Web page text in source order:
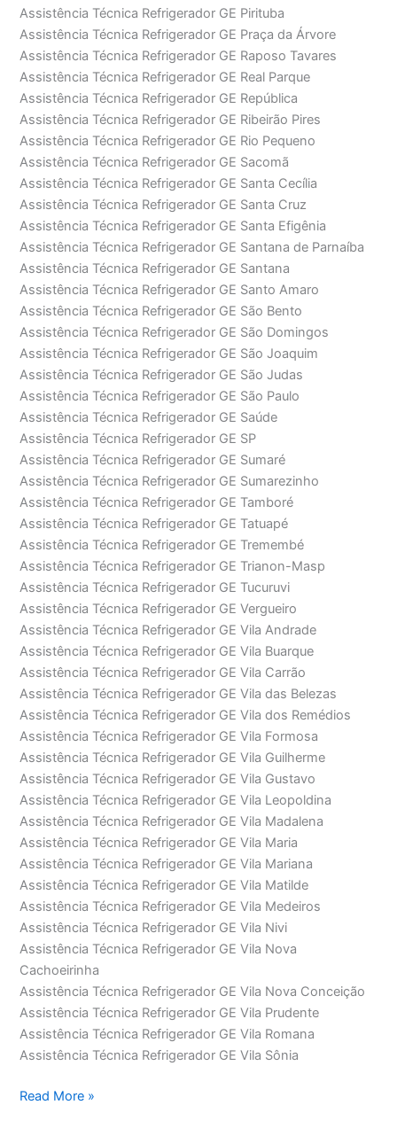
Assistência Técnica Refrigerador GE Pirituba
Assistência Técnica Refrigerador GE Praça da Árvore
Assistência Técnica Refrigerador GE Raposo Tavares
Assistência Técnica Refrigerador GE Real Parque
Assistência Técnica Refrigerador GE República
Assistência Técnica Refrigerador GE Ribeirão Pires
Assistência Técnica Refrigerador GE Rio Pequeno
Assistência Técnica Refrigerador GE Sacomã
Assistência Técnica Refrigerador GE Santa Cecília
Assistência Técnica Refrigerador GE Santa Cruz
Assistência Técnica Refrigerador GE Santa Efigênia
Assistência Técnica Refrigerador GE Santana de Parnaíba
Assistência Técnica Refrigerador GE Santana
Assistência Técnica Refrigerador GE Santo Amaro
Assistência Técnica Refrigerador GE São Bento
Assistência Técnica Refrigerador GE São Domingos
Assistência Técnica Refrigerador GE São Joaquim
Assistência Técnica Refrigerador GE São Judas
Assistência Técnica Refrigerador GE São Paulo
Assistência Técnica Refrigerador GE Saúde
Assistência Técnica Refrigerador GE SP
Assistência Técnica Refrigerador GE Sumaré
Assistência Técnica Refrigerador GE Sumarezinho
Assistência Técnica Refrigerador GE Tamboré
Assistência Técnica Refrigerador GE Tatuapé
Assistência Técnica Refrigerador GE Tremembé
Assistência Técnica Refrigerador GE Trianon-Masp
Assistência Técnica Refrigerador GE Tucuruvi
Assistência Técnica Refrigerador GE Vergueiro
Assistência Técnica Refrigerador GE Vila Andrade
Assistência Técnica Refrigerador GE Vila Buarque
Assistência Técnica Refrigerador GE Vila Carrão
Assistência Técnica Refrigerador GE Vila das Belezas
Assistência Técnica Refrigerador GE Vila dos Remédios
Assistência Técnica Refrigerador GE Vila Formosa
Assistência Técnica Refrigerador GE Vila Guilherme
Assistência Técnica Refrigerador GE Vila Gustavo
Assistência Técnica Refrigerador GE Vila Leopoldina
Assistência Técnica Refrigerador GE Vila Madalena
Assistência Técnica Refrigerador GE Vila Maria
Assistência Técnica Refrigerador GE Vila Mariana
Assistência Técnica Refrigerador GE Vila Matilde
Assistência Técnica Refrigerador GE Vila Medeiros
Assistência Técnica Refrigerador GE Vila Nivi
Assistência Técnica Refrigerador GE Vila Nova
Cachoeirinha
Assistência Técnica Refrigerador GE Vila Nova Conceição
Assistência Técnica Refrigerador GE Vila Prudente
Assistência Técnica Refrigerador GE Vila Romana
Assistência Técnica Refrigerador GE Vila Sônia
Assistência
Read More »